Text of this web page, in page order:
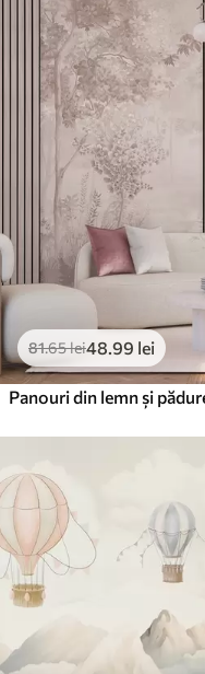
81.65lei48 .99 lei